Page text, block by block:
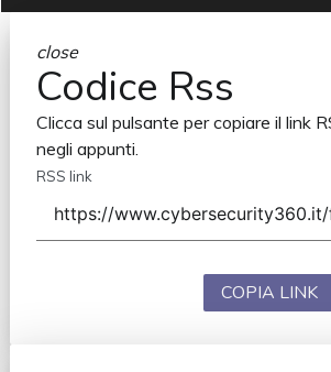
close
Codice Rss
Clicca sul pulsante per copiare il link
negli appunti.
RSS link
COPIA LINK